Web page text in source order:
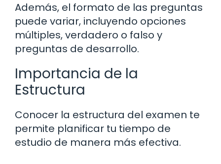
Además, el formato de las preguntas
puede variar, incluyendo opciones
múltiples, verdadero o falso y
preguntas de desarrollo.
Importancia de la
Estructura
Conocer la estructura del examen te
permite planificar tu tiempo de
estudio de manera más efectiva.